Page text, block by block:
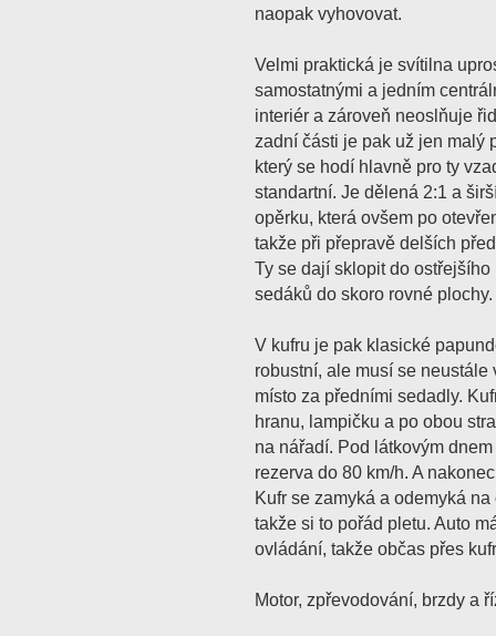
naopak vyhovovat.
Velmi praktická je svítilna
samostatnými a jedním
interiér a zároveň neoslňuje
zadní části je pak už jen malý
který se hodí hlavně pro ty
standartní. Je dělená 2:1 a
opěrku, která ovšem po
takže při přepravě delších
Ty se dají sklopit do
sedáků do skoro rovné plochy.
V kufru je pak klasické
robustní, ale musí se
místo za předními sedadly.
hranu, lampičku a po obou
na nářadí. Pod látkovým
rezerva do 80 km/h. A
Kufr se zamyká a odemyká
takže si to pořád pletu. Auto
ovládání, takže občas přes
Motor, zpřevodování, brzdy a